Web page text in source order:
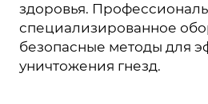
здоровья.
специализированное
безопасные методы для
уничтожения гнезд.